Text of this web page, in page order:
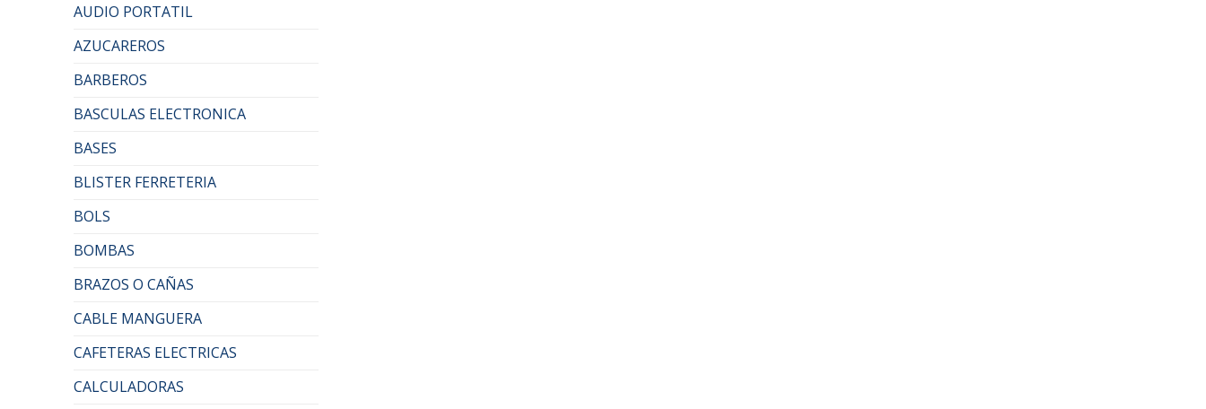
AUDIO PORTATIL
AZUCAREROS
BARBEROS
BASCULAS ELECTRONICA
BASES
BLISTER FERRETERIA
BOLS
BOMBAS
BRAZOS O CAÑAS
CABLE MANGUERA
CAFETERAS ELECTRICAS
CALCULADORAS